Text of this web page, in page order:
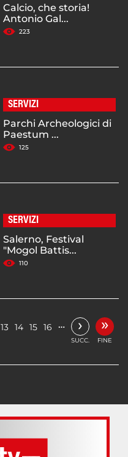
Calcio, che storia!
Antonio Gal...
223
SERVIZI
Parchi Archeologici di
Paestum ...
125
SERVIZI
Salerno, Festival
"Mogol Battis...
110
13 14 15 16 … ›
SUCC.
»
FINE